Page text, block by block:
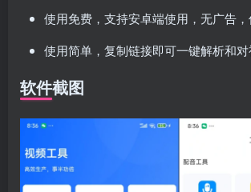
使用免费，支持安卓端使用，无广告
使用简单，复制链接即可一键解析和
软件截图